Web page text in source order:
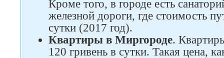
Кроме того, в городе есть
железной дороги, где стоимость
сутки (2017 год).
Квартиры в Миргороде.
120 гривень в сутки. Такая цена,